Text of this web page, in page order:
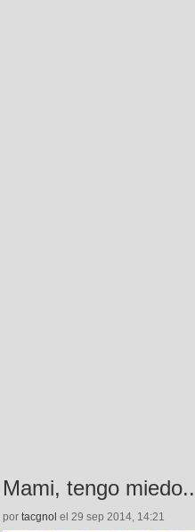
Mami, tengo
por tacgnol el 29 sep 2014, 14:21